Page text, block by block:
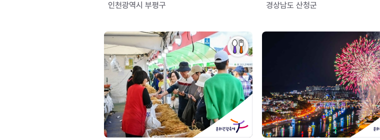
인천광역시 부평구
경상남도 산청군